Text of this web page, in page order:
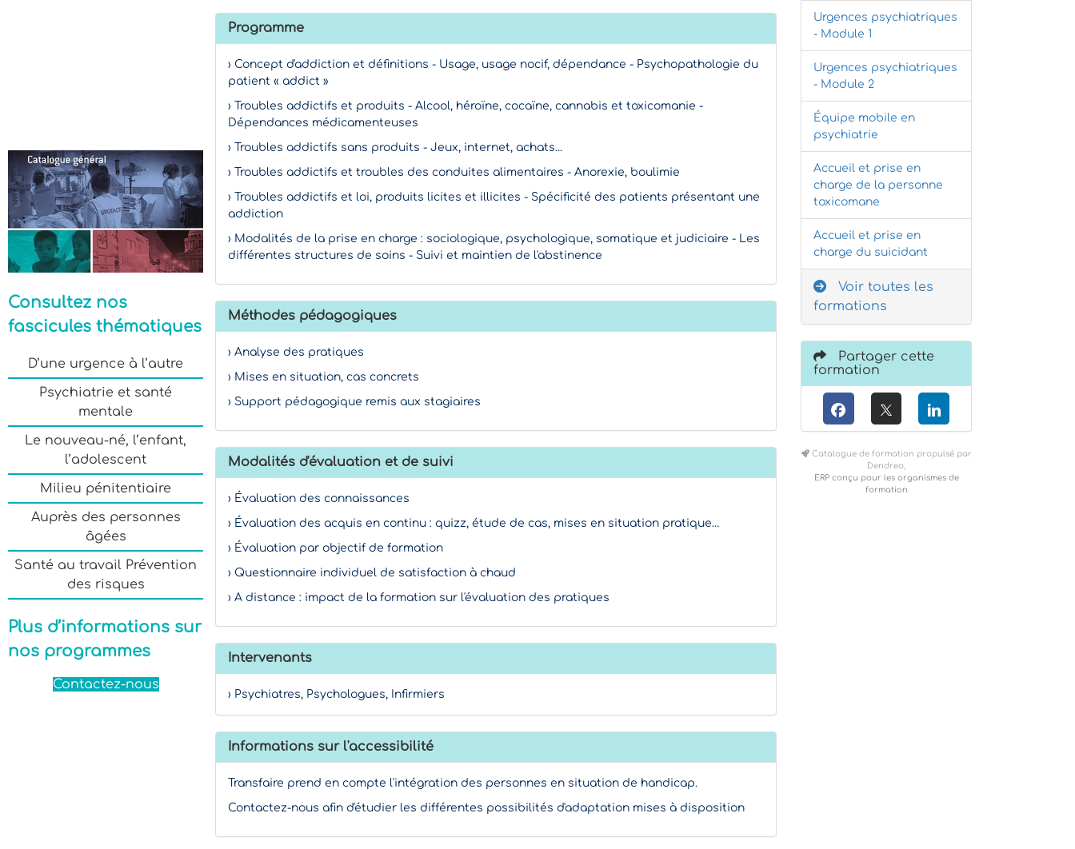
Consultez nos
fascicules thématiques
D’une urgence à l’autre
Psychiatrie et santé
mentale
Le nouveau-né, l’enfant,
l’adolescent
Milieu pénitentiaire
Auprès des personnes
âgées
Santé au travail Prévention
des risques
Plus d’informations sur
nos programmes
Contactez-nous
Programme
› Concept d'addiction et définitions - Usage, usage nocif, dépendance - Psychopathologie du
patient « addict »
› Troubles addictifs et produits - Alcool, héroïne, cocaïne, cannabis et toxicomanie -
Dépendances médicamenteuses
› Troubles addictifs sans produits - Jeux, internet, achats...
› Troubles addictifs et troubles des conduites alimentaires - Anorexie, boulimie
› Troubles addictifs et loi, produits licites et illicites - Spécificité des patients présentant une
addiction
› Modalités de la prise en charge : sociologique, psychologique, somatique et judiciaire - Les
différentes structures de soins - Suivi et maintien de l'abstinence
Méthodes pédagogiques
› Analyse des pratiques
› Mises en situation, cas concrets
› Support pédagogique remis aux stagiaires
Modalités d'évaluation et de suivi
› Évaluation des connaissances
› Évaluation des acquis en continu : quizz, étude de cas, mises en situation pratique…
› Évaluation par objectif de formation
› Questionnaire individuel de satisfaction à chaud
› A distance : impact de la formation sur l'évaluation des pratiques
Intervenants
› Psychiatres, Psychologues, Infirmiers
Informations sur l'accessibilité
Transfaire prend en compte l'intégration des personnes en situation de handicap.
Contactez-nous afin d'étudier les différentes possibilités d'adaptation mises à disposition
Urgences psychiatriques
- Module 1
Urgences psychiatriques
- Module 2
Équipe mobile en
psychiatrie
Accueil et prise en
charge de la personne
toxicomane
Accueil et prise en
charge du suicidant
Voir toutes les
formations
Partager cette
formation
Catalogue de formation propulsé par
Dendreo,
ERP conçu pour les organismes de
formation